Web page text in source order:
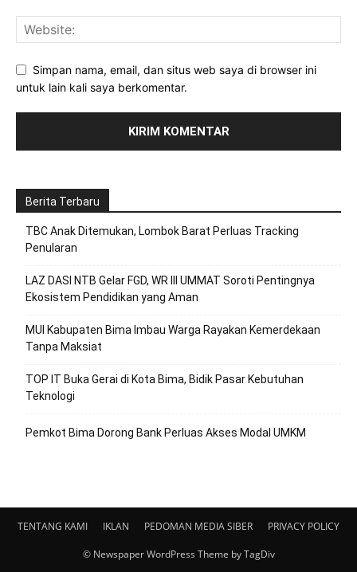
Simpan nama, email, dan situs web saya di browser ini
untuk lain kali saya berkomentar.
Berita Terbaru
TBC Anak Ditemukan, Lombok Barat Perluas Tracking
Penularan
LAZ DASI NTB Gelar FGD, WR III UMMAT Soroti Pentingnya
Ekosistem Pendidikan yang Aman
MUI Kabupaten Bima Imbau Warga Rayakan Kemerdekaan
Tanpa Maksiat
TOP IT Buka Gerai di Kota Bima, Bidik Pasar Kebutuhan
Teknologi
Pemkot Bima Dorong Bank Perluas Akses Modal UMKM
TENTANG KAMI IKLAN PEDOMAN MEDIA SIBER PRIVACY POLICY
© Newspaper WordPress Theme by TagDiv